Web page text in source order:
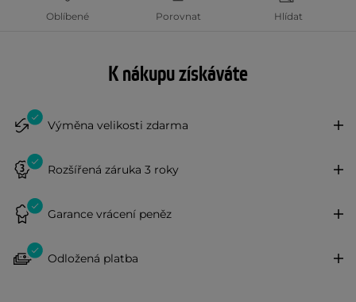
Oblíbené Porovnat Hlídat
K nákupu získáváte
Výměna velikosti zdarma
Rozšířená záruka 3 roky
Garance vrácení peněz
Odložená platba